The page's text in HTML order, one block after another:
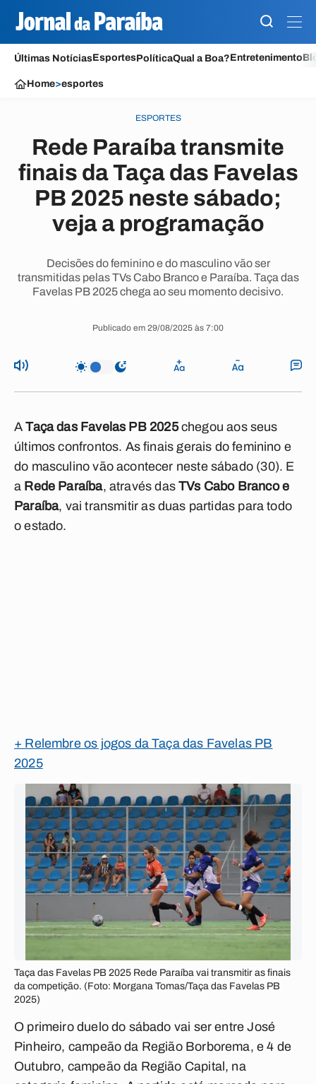
Últimas NotíciasEsportesPolíticaQual a Boa?Entretenimento
Home>esportes
ESPORTES
Rede Paraíba transmite
finais da Taça das Favelas
PB 2025 neste sábado;
veja a programação
Decisões do feminino e do masculino vão ser
transmitidas pelas TVs Cabo Branco e Paraíba. Taça das
Favelas PB 2025 chega ao seu momento decisivo.
Publicado em 29/08/2025 às 7:00
ATaça das Favelas PB 2025chegou aos seus
últimos confrontos. As finais gerais do feminino e
do masculino vão acontecer neste sábado (30). E
a Rede Paraíba, através dasTVs Cabo Branco e
Paraíba, vai transmitir as duas partidas para todo
o estado.
+ Relembre os jogos da Taça das Favelas PB
2025
Taça das Favelas PB 2025 Rede Paraíba vai transmitir as finais
da competição. (Foto: Morgana Tomas/Taça das Favelas PB
2025)
O primeiro duelo do sábado vai ser entre José
Pinheiro, campeão da Região Borborema, e 4 de
Outubro, campeão da Região Capital, na